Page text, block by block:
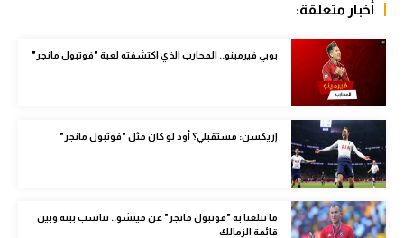
رياضات أخرى
أمم إفريقيا
كرة السلة الأمريكية
كرة سلة
كرة يد
كرة طائرة
الوطن العربي
أخبار متعلقة:
بوبي فيرمينو.. المحارب الذي اكتشفته لعبة "فوتبول مانجر"
إريكسن: مستقبلي؟ أود لو كان مثل "فوتبول مانجر"
ما تبلغنا به "فوتبول مانجر" عن ميتشو.. تناسب بينه وبين
قائمة الزمالك